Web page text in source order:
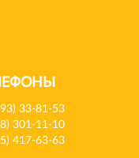
33-81-53
301-11-10
417-63-63